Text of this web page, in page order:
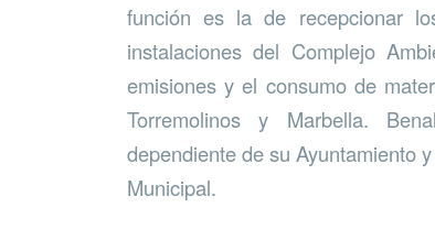
función es la de recepcionar
instalaciones del Complejo
emisiones y el consumo de
Torremolinos y Marbella.
dependiente de su Ayuntamiento
Municipal.